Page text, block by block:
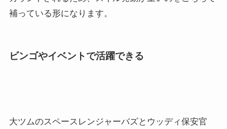
補っている形になります。
ビンゴやイベントで活躍できる
大ツムのスペースレンジャーバズとウッディ保安官